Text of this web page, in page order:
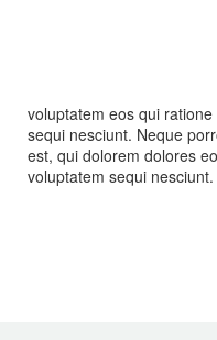
voluptatem eos qui
sequi nesciunt. Neque
est, qui dolorem dolores
voluptatem sequi nesciunt.